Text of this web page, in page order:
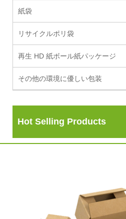
紙袋
リサイクルポリ袋
再生 HD 紙ボール紙パッケージ
その他の環境に優しい包装
Hot Selling Products